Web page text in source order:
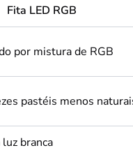
Fita LED RGB
por mistura de RGB
pastéis menos
branca